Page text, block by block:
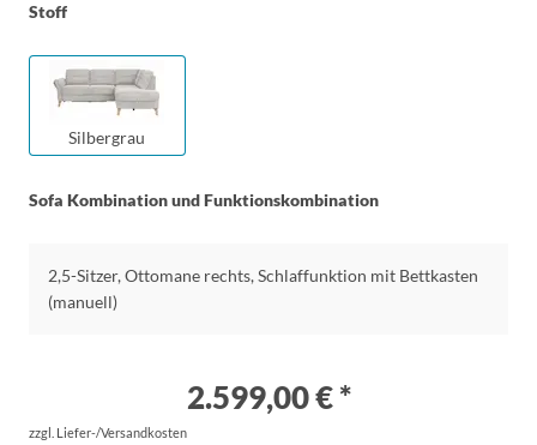
Stoff
Silbergrau
Sofa Kombination und Funktionskombination
2,5-Sitzer, Ottomane rechts, Schlaffunktion mit Bettkasten
(manuell)
2.599,00 € *
zzgl. Liefer-/Versandkosten